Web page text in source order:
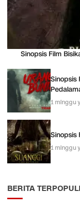
Sinopsis Film
Sinopsis
1 minggu
Sinopsis
1 minggu
BERITA